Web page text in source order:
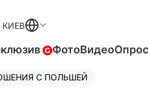
КИЕВ
ФотоВидео
С ПОЛЬШЕЙ